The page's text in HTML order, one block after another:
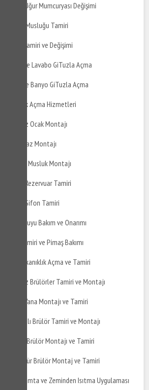
Banyo BUğur Mumcuryası Değişimi
Taharet Musluğu Tamiri
Musluk Tamiri ve Değişimi
Mutfak ve Lavabo GiTuzla Açma
Balkon ve Banyo GiTuzla Açma
Tıkanıklık Açma Hizmetleri
Doğalgaz Ocak Montajı
Davlumbaz Montajı
Ankastre Musluk Montajı
Gömme Rezervuar Tamiri
Gömme Sifon Tamiri
Suyu Bakım ve Onarımı
Pimaş Tamiri ve Pimaş Bakımı
Pimaş Tıkanıklık Açma ve Tamiri
Doğalgaz Brülörler Tamiri ve Montajı
Küresel Vana Montajı ve Tamiri
Çift Yakıtlı Brülör Tamiri ve Montajı
Üflemeli Brülör Montajı ve Tamiri
Toz Kömür Brülör Montaj ve Tamiri
Yerden Isımta ve Zeminden Isıtma Uygulaması